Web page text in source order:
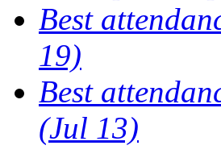
Best
19)
Best
(Jul 13)